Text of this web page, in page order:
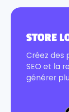
STORE
Créez des
SEO et la
générer